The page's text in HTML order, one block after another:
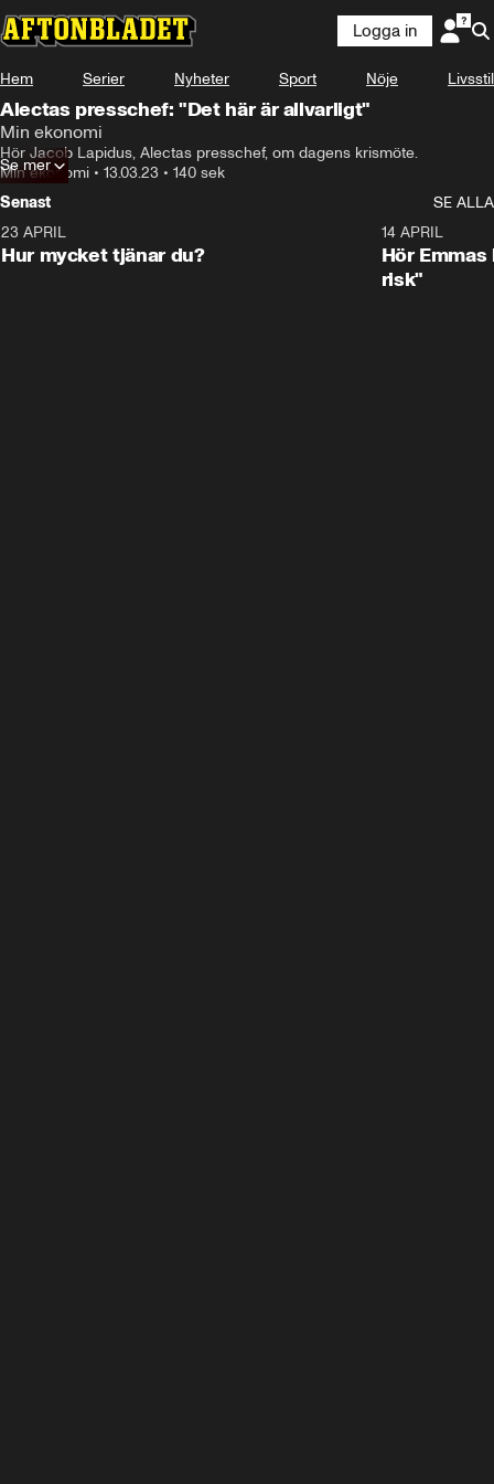
Logga in
Hem Serier Nyheter Sport Nöje Livsstil
Alectas presschef: "Det här är allvarligt"
Min ekonomi
Hör Jacob Lapidus, Alectas presschef, om dagens krismöte.
Min ekonomi • 13.03.23 • 140 sek
Se mer
Senast
SE ALLA
23 APRIL
Hur mycket tjänar du?
14 APRIL
Hör
risk"